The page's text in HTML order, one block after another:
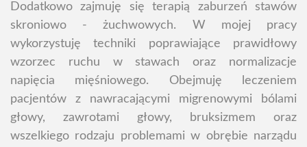
Dodatkowo zajmuję się terapią zaburzeń stawów
skroniowo - żuchwowych. W mojej pracy
wykorzystuję techniki poprawiające prawidłowy
wzorzec ruchu w stawach oraz normalizacje
napięcia mięśniowego. Obejmuję leczeniem
pacjentów z nawracającymi migrenowymi bólami
głowy, zawrotami głowy, bruksizmem oraz
wszelkiego rodzaju problemami w obrębie narządu